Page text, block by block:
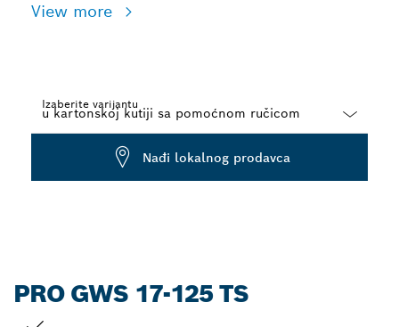
View more
Izaberite varijantu
Nađi lokalnog prodavca
PRO GWS 17-125 TS